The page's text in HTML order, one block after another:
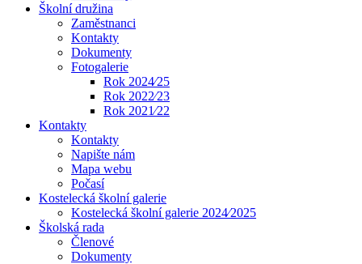
Školní družina
Zaměstnanci
Kontakty
Dokumenty
Fotogalerie
Rok 2024⁄25
Rok 2022⁄23
Rok 2021⁄22
Kontakty
Kontakty
Napište nám
Mapa webu
Počasí
Kostelecká školní galerie
Kostelecká školní galerie 2024⁄2025
Školská rada
Členové
Dokumenty